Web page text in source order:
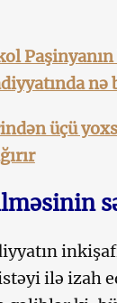
nə
üçü
ilə izah